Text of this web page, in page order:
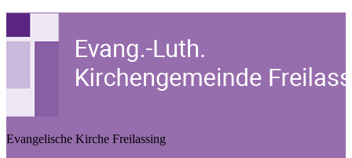
Evangelische Kirche Freilassing